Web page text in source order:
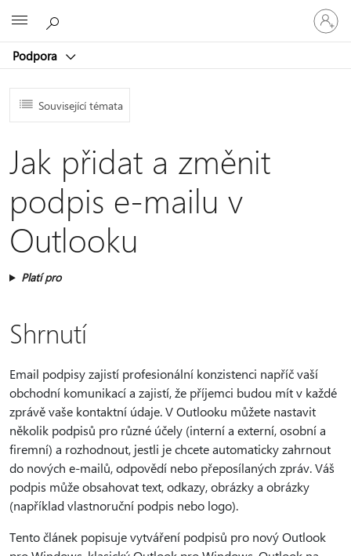
Podpora
Přihlaste
se
ke
účtu
Související témata
Jak přidat a změnit
podpis e-mailu v
Outlooku
Platí pro
Shrnutí
Email podpisy zajistí profesionální konzistenci napříč vaší
obchodní komunikací a zajistí, že příjemci budou mít v každé
zprávě vaše kontaktní údaje. V Outlooku můžete nastavit
několik podpisů pro různé účely (interní a externí, osobní a
firemní) a rozhodnout, jestli je chcete automaticky zahrnout
do nových e-mailů, odpovědí nebo přeposílaných zpráv. Váš
podpis může obsahovat text, odkazy, obrázky a obrázky
(například vlastnoruční podpis nebo logo).
Tento článek popisuje vytváření podpisů pro nový Outlook